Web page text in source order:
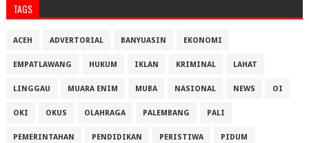
TAGS
ACEH ADVERTORIAL BANYUASIN EKONOMI
EMPATLAWANG HUKUM IKLAN KRIMINAL LAHAT
LINGGAU MUARA ENIM MUBA NASIONAL NEWS OI
OKI OKUS OLAHRAGA PALEMBANG PALI
PEMERINTAHAN PENDIDIKAN PERISTIWA PIDUM